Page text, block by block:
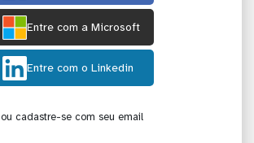
Entre com a Microsoft
Entre com o Linkedin
ou cadastre-se com seu email